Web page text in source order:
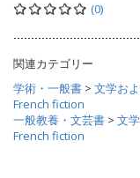
(0)
関連カテゴリー
学術・一般書 > 文学お
French fiction
一般教養・文芸書 > 文
French fiction